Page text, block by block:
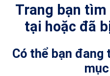
Trang bạn
tại hoặc đã
Có thể bạn